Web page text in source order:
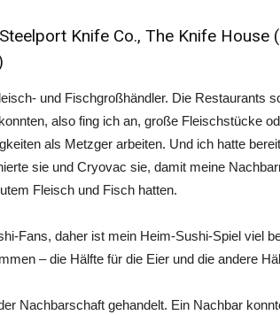
Knife Co., The Knife House
und Fischgroßhändler. Die Restaurants
also fing ich an, große Fleischstücke
als Metzger arbeiten. Und ich hatte
sie und Cryovac sie, damit meine
Fleisch und Fisch hatten.
Fans, daher ist mein Heim-Sushi-Spiel viel
– die Hälfte für die Eier und die andere
Nachbarschaft gehandelt. Ein Nachbar